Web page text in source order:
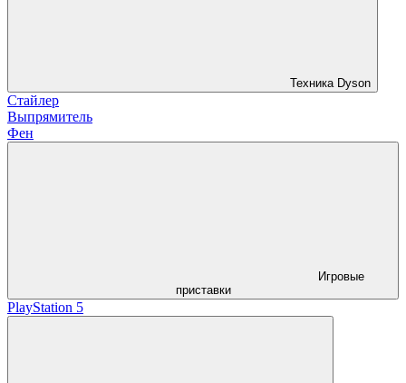
Техника Dyson
Стайлер
Выпрямитель
Фен
Игровые
приставки
PlayStation 5